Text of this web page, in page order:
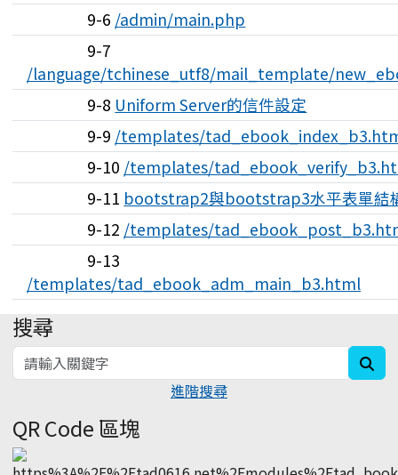
9-6 /admin/main.php
9-7
/language/tchinese_utf8/mail_template/
9-8 Uniform Server的信件設定
9-9 /templates/
9-10 /templates/
9-11 bootstrap2與bootstrap3水平表單結
9-12 /templates/
9-13
/templates/tad_ebook_adm_main_b3.html
:::
搜尋
進階搜尋
QR Code 區塊